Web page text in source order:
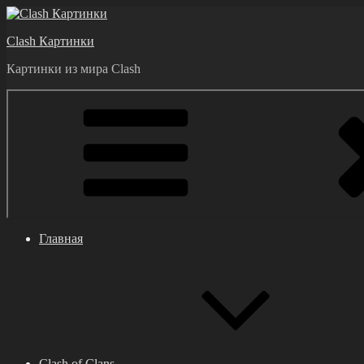
Перейти
содержимому
Clash Картинки
Картинки из мира Clash
Главная